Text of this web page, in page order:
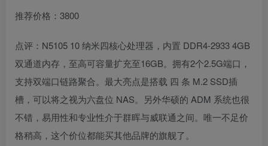
推荐价格：3800
点评：N5105 10 纳米四核心处理器，内置 DDR4-2933 4GB
双通道内存，至高可容量扩充至16GB。拥有2个2.5G端口，
支持双端口链路聚合。最大亮点是搭载 四 条 M.2 SSD插
槽，可以将之视为六盘位 NAS。另外华硕的 ADM 系统也很
不错，易用性和专业性介于群晖与威联通之间。唯一不足价
格稍高，这个价位都能买其他品牌的旗舰了。